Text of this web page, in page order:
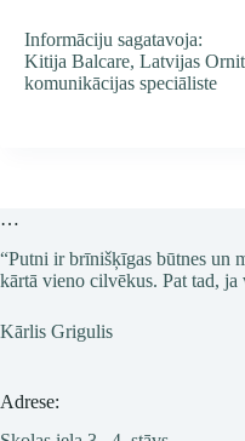
Informāciju sagatavoja:
Kitija Balcare, Latvijas
komunikācijas speciāliste
…
“Putni ir brīnišķīgas būtnes un
kārtā vieno cilvēkus. Pat tad, ja
Kārlis Grigulis
Adrese: